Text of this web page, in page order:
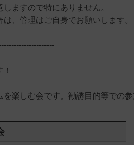
ますので特にありません。
、管理はご自身でお願いします。
楽しむ会です。勧誘目的等での